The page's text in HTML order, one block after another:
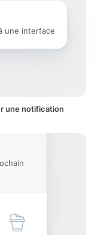
une interface
une notification